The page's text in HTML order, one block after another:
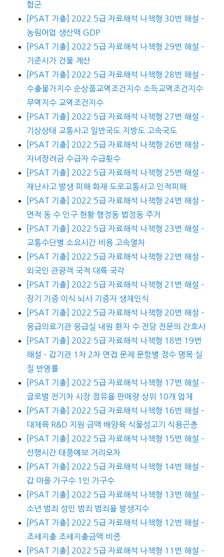
험군
[PSAT 기출] 2022 5급 자료해석 나책형 30번 해설 –
농림어업 생산액 GDP
[PSAT 기출] 2022 5급 자료해석 나책형 29번 해설 –
기준시가 건물 계산
[PSAT 기출] 2022 5급 자료해석 나책형 28번 해설 –
수출물가지수 순상품교역조건지수 소득교역조건지수
무역지수 교역조건지수
[PSAT 기출] 2022 5급 자료해석 나책형 27번 해설 –
기상상태 교통사고 일반국도 지방도 고속국도
[PSAT 기출] 2022 5급 자료해석 나책형 26번 해설 –
자녀장려금 수급자 수급횟수
[PSAT 기출] 2022 5급 자료해석 나책형 25번 해설 –
재난사고 발생 피해 화재 도로교통사고 인적피해
[PSAT 기출] 2022 5급 자료해석 나책형 24번 해설 –
면적 동 수 인구 현황 행정동 법정동 주거
[PSAT 기출] 2022 5급 자료해석 나책형 23번 해설 –
교통수단별 소요시간 비용 고속열차
[PSAT 기출] 2022 5급 자료해석 나책형 22번 해설 –
외국인 관광객 국적 대륙 국각
[PSAT 기출] 2022 5급 자료해석 나책형 21번 해설 –
장기 기증 이식 뇌사 기증자 생체인식
[PSAT 기출] 2022 5급 자료해석 나책형 20번 해설 –
응급의료기관 응급실 내원 환자 수 전담 전문의 간호사
[PSAT 기출] 2022 5급 자료해석 나책형 18번 19번
해설 – 갑기관 1차 2차 면접 문제 문항별 점수 명목 실
질 반영률
[PSAT 기출] 2022 5급 자료해석 나책형 17번 해설 –
글로벌 전기차 시장 점유율 판매량 상위 10개 업체
[PSAT 기출] 2022 5급 자료해석 나책형 16번 해설 –
대체육 R&D 지원 금액 배양육 식물성고기 식용곤충
[PSAT 기출] 2022 5급 자료해석 나책형 15번 해설 –
선행시간 태풍예보 거리오차
[PSAT 기출] 2022 5급 자료해석 나책형 14번 해설 –
갑 마을 가구수 1인 가구수
[PSAT 기출] 2022 5급 자료해석 나책형 13번 해설 –
소년 범죄 성인 범죄 범죄율 발생지수
[PSAT 기출] 2022 5급 자료해석 나책형 12번 해설 –
조세지출 조세지출금액 비중
[PSAT 기출] 2022 5급 자료해석 나책형 11번 해설 –